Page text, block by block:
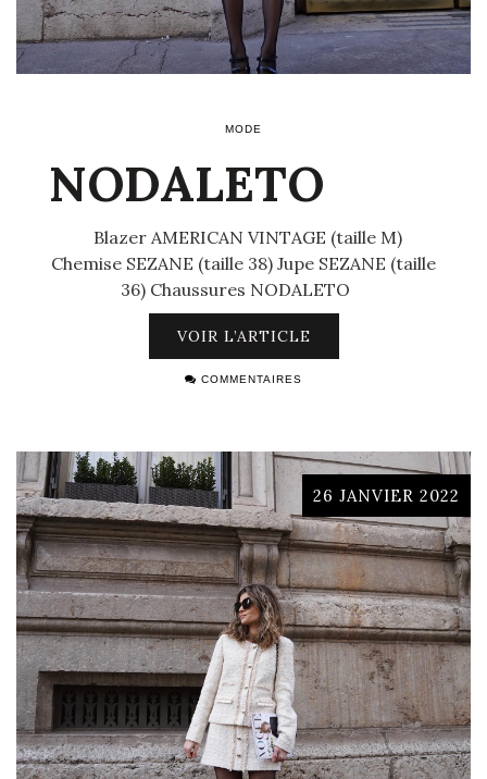
MODE
NODALETO
Blazer AMERICAN VINTAGE (taille M)
Chemise SEZANE (taille 38) Jupe SEZANE (taille
36) Chaussures NODALETO
VOIR L’ARTICLE
COMMENTAIRES
26 JANVIER 2022